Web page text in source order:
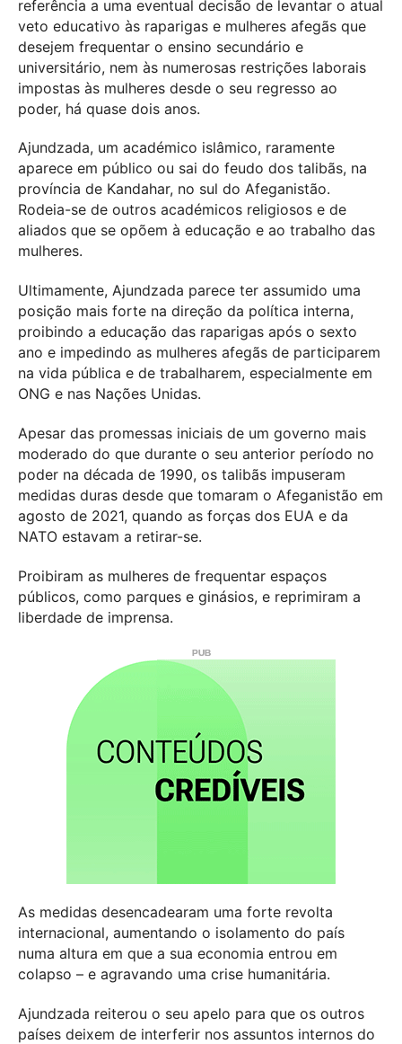
referência a uma eventual decisão de levantar o atual
veto educativo às raparigas e mulheres afegãs que
desejem frequentar o ensino secundário e
universitário, nem às numerosas restrições laborais
impostas às mulheres desde o seu regresso ao
poder, há quase dois anos.
Ajundzada, um académico islâmico, raramente
aparece em público ou sai do feudo dos talibãs, na
província de Kandahar, no sul do Afeganistão.
Rodeia-se de outros académicos religiosos e de
aliados que se opõem à educação e ao trabalho das
mulheres.
Ultimamente, Ajundzada parece ter assumido uma
posição mais forte na direção da política interna,
proibindo a educação das raparigas após o sexto
ano e impedindo as mulheres afegãs de participarem
na vida pública e de trabalharem, especialmente em
ONG e nas Nações Unidas.
Apesar das promessas iniciais de um governo mais
moderado do que durante o seu anterior período no
poder na década de 1990, os talibãs impuseram
medidas duras desde que tomaram o Afeganistão em
agosto de 2021, quando as forças dos EUA e da
NATO estavam a retirar-se.
Proibiram as mulheres de frequentar espaços
públicos, como parques e ginásios, e reprimiram a
liberdade de imprensa.
As medidas desencadearam uma forte revolta
internacional, aumentando o isolamento do país
numa altura em que a sua economia entrou em
colapso – e agravando uma crise humanitária.
Ajundzada reiterou o seu apelo para que os outros
países deixem de interferir nos assuntos internos do